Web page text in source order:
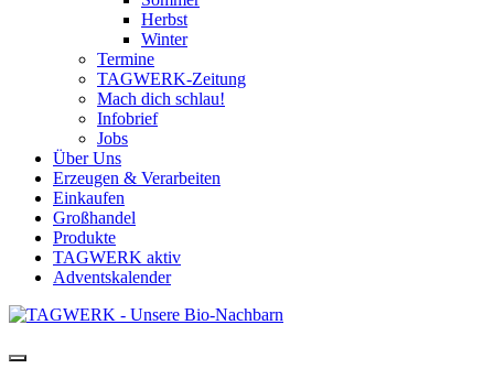
Herbst
Winter
Termine
TAGWERK-Zeitung
Mach dich schlau!
Infobrief
Jobs
Über Uns
Erzeugen & Verarbeiten
Einkaufen
Großhandel
Produkte
TAGWERK aktiv
Adventskalender